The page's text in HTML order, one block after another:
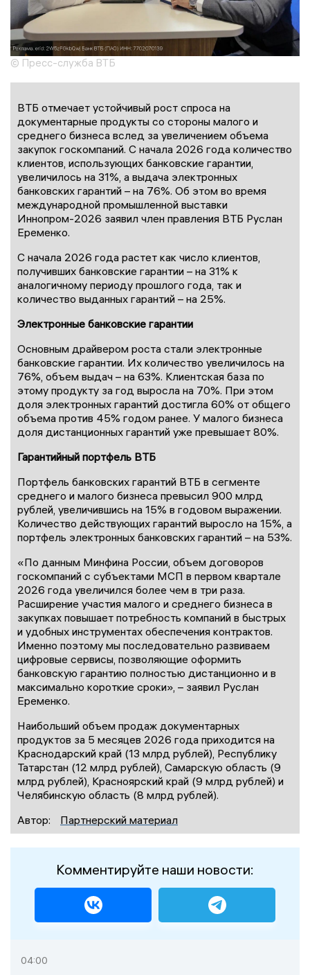
© Пресс-служба ВТБ
ВТБ отмечает устойчивый рост спроса на
документарные продукты со стороны малого и
среднего бизнеса вслед за увеличением объема
закупок госкомпаний. С начала 2026 года количество
клиентов, использующих банковские гарантии,
увеличилось на 31%, а выдача электронных
банковских гарантий – на 76%. Об этом во время
международной промышленной выставки
Иннопром-2026 заявил член правления ВТБ Руслан
Еременко.
С начала 2026 года растет как число клиентов,
получивших банковские гарантии – на 31% к
аналогичному периоду прошлого года, так и
количество выданных гарантий – на 25%.
Электронные банковские гарантии
Основным драйвером роста стали электронные
банковские гарантии. Их количество увеличилось на
76%, объем выдач – на 63%. Клиентская база по
этому продукту за год выросла на 70%. При этом
доля электронных гарантий достигла 60% от общего
объема против 45% годом ранее. У малого бизнеса
доля дистанционных гарантий уже превышает 80%.
Гарантийный портфель ВТБ
Портфель банковских гарантий ВТБ в сегменте
среднего и малого бизнеса превысил 900 млрд
рублей, увеличившись на 15% в годовом выражении.
Количество действующих гарантий выросло на 15%, а
портфель электронных банковских гарантий – на 53%.
«По данным Минфина России, объем договоров
госкомпаний с субъектами МСП в первом квартале
2026 года увеличился более чем в три раза.
Расширение участия малого и среднего бизнеса в
закупках повышает потребность компаний в быстрых
и удобных инструментах обеспечения контрактов.
Именно поэтому мы последовательно развиваем
цифровые сервисы, позволяющие оформить
банковскую гарантию полностью дистанционно и в
максимально короткие сроки», – заявил Руслан
Еременко.
Наибольший объем продаж документарных
продуктов за 5 месяцев 2026 года приходится на
Краснодарский край (13 млрд рублей), Республику
Татарстан (12 млрд рублей), Самарскую область (9
млрд рублей), Красноярский край (9 млрд рублей) и
Челябинскую область (8 млрд рублей).
Автор:
Партнерский материал
Комментируйте наши новости:
04:00